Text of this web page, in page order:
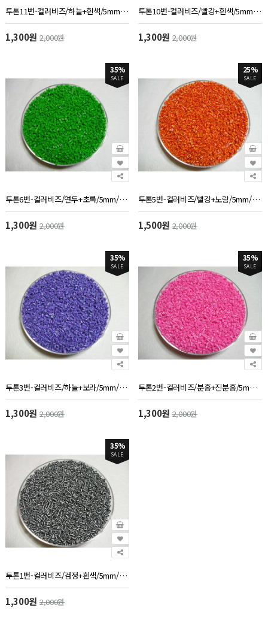
투톤11번-컬러비즈/하늘+흰색/5mm/약1000개/60g
1,300원 2,000원
투톤10번-컬러비즈/빨강+흰색/5mm/약1000개/60g
1,300원2,000원
35%
SALE
투톤6번-컬러비즈/연두+초록/5mm/약1000개/60g
1,300원 2,000원
25%
SALE
투톤5번-컬러비즈/빨강+노랑/5mm/약1000개/60g
1,500원2,000원
35%
SALE
투톤3번-컬러비즈/하늘+보라/5mm/약1000개/60g
1,300원 2,000원
35%
SALE
투톤2번-컬러비즈/분홍+진분홍/5mm/약1000개/60g
1,300원2,000원
35%
SALE
투톤1번-컬러비즈/검정+흰색/5mm/약1000개/60g
1,300원 2,000원